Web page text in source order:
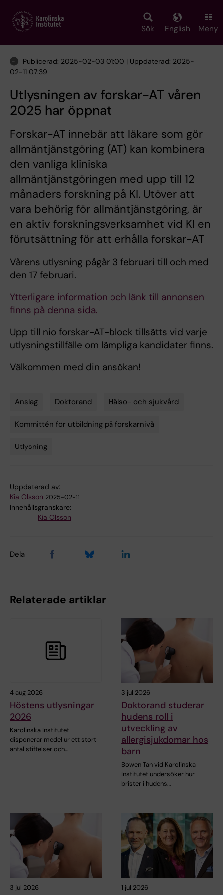
main
Sök English Meny
Publicerad: 2025-02-03 01:00 | Uppdaterad: 2025-
02-11 07:39
Utlysningen av forskar-AT våren
2025 har öppnat
Forskar-AT innebär att läkare som gör
allmäntjänstgöring (AT) kan kombinera
den vanliga kliniska
allmäntjänstgöringen med upp till 12
månaders forskning på KI. Utöver att
vara behörig för allmäntjänstgöring, är
en aktiv forskningsverksamhet vid KI en
förutsättning för att erhålla forskar-AT
Vårens utlysning pågår 3 februari till och med
den 17 februari.
Ytterligare information och länk till annonsen
finns på denna sida.
Upp till nio forskar-AT-block tillsätts vid varje
utlysningstillfälle om lämpliga kandidater finns.
Välkommen med din ansökan!
Anslag Doktorand Hälso- och sjukvård
Kommittén för utbildning på forskarnivå
Utlysning
Uppdaterad av:
Kia Olsson 2025-02-11
Innehållsgranskare:
Kia Olsson
Dela
Relaterade artiklar
4 aug 2026
Höstens utlysningar
2026
Karolinska Institutet
disponerar medel ur ett stort
antal stiftelser och…
3 jul 2026
Doktorand studerar
hudens roll i
utveckling av
allergisjukdomar hos
barn
Bowen Tan vid Karolinska
Institutet undersöker hur
brister i hudens…
3 jul 2026 1 jul 2026